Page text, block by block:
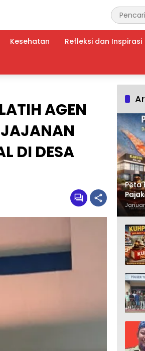
Kesehatan Refleksi dan Inspirasi
AGEN
DI DESA
Peta